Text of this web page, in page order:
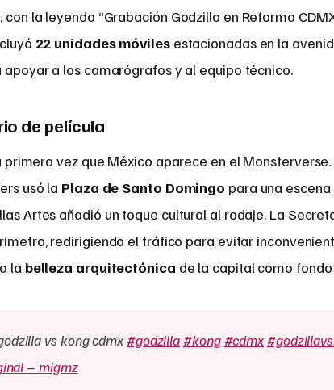
con la leyenda “Grabación Godzilla en Reforma
22 unidades móvilesestacionadas en la
apoyar a los camarógrafos y al equipo técnico.
de película
primera vez que México aparece en el Monsterverse.
usó la Plaza de Santo Domingo para una escena
Artes añadió un toque cultural al rodaje. La
redirigiendo el tráfico para evitar
la belleza arquitectónica de la capital como
vs kong cdmx #godzilla #kong #cdmx
– migmz